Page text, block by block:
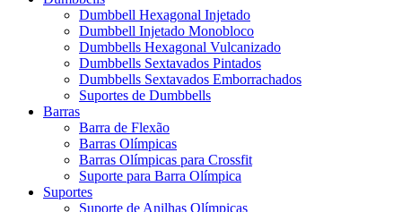
Dumbbell Hexagonal Injetado
Dumbbell Injetado Monobloco
Dumbbells Hexagonal Vulcanizado
Dumbbells Sextavados Pintados
Dumbbells Sextavados Emborrachados
Suportes de Dumbbells
Barras
Barra de Flexão
Barras Olímpicas
Barras Olímpicas para Crossfit
Suporte para Barra Olímpica
Suportes
Suporte de Anilhas Olímpicas